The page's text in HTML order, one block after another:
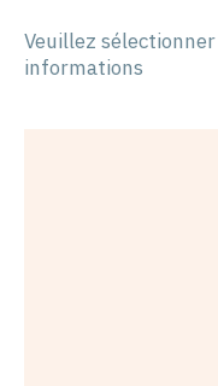
Veuillez
informations